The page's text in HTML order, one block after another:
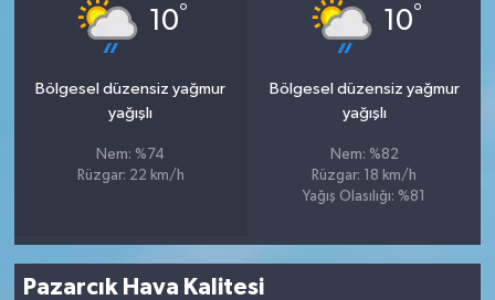
10°
Bölgesel düzensiz yağmur
yağışlı
Nem: %74
Rüzgar: 22 km/h
10°
Bölgesel düzensiz yağmur
yağışlı
Nem: %82
Rüzgar: 18 km/h
Yağış Olasılığı: %81
Pazarcık Hava Kalitesi